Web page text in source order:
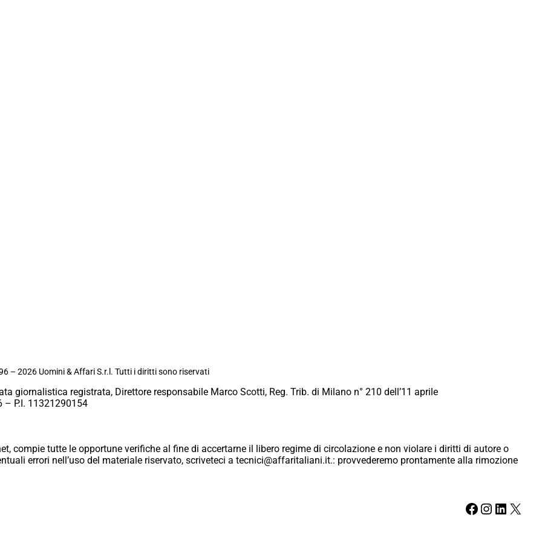
– 2026 Uomini & Affari S.r.l. Tutti i diritti sono riservati
giornalistica registrata, Direttore responsabile Marco Scotti, Reg. Trib. di Milano n° 210 dell’11 aprile
– P.I. 11321290154
compie tutte le opportune verifiche al fine di accertarne il libero regime di circolazione e non violare i diritti di autore o
errori nell’uso del materiale riservato, scriveteci a tecnici@affaritaliani.it.: provvederemo prontamente alla rimozione
Facebook Instagram LinkedIn X